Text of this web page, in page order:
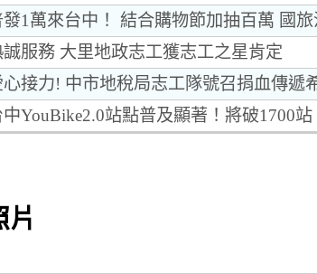
發1萬來台中！ 結合購物節加抽百萬 國
誠服務 大里地政志工獲志工之星肯定
心接力! 中市地稅局志工隊號召捐血傳遞
中YouBike2.0站點普及顯著！將破1700站
片